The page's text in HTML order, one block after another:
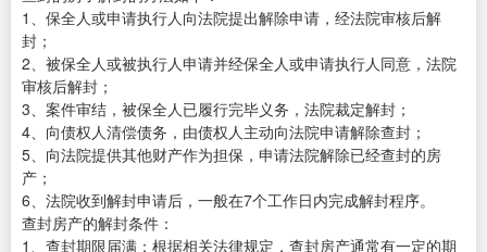
1、保全人或申请执行人向法院提出解除申请，经法院审核后解
封；
2、被保全人或被执行人申请并经保全人或申请执行人同意，法院
审核后解封；
3、案件审结，被保全人已履行完毕义务，法院裁定解封；
4、向债权人清偿债务，由债权人主动向法院申请解除查封；
5、向法院提供其他财产作为担保，申请法院解除已经查封的房
产；
6、法院收到解封申请后，一般在7个工作日内完成解封程序。
查封房产的解封条件：
1、查封期限届满：根据相关法律规定，查封房产通常有一定的期